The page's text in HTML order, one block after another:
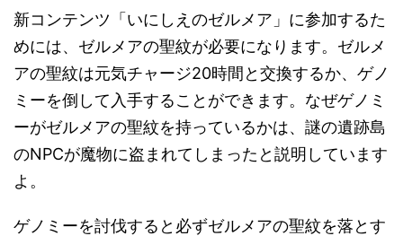
新コンテンツ「いにしえのゼルメア」に参加するた
めには、ゼルメアの聖紋が必要になります。ゼルメ
アの聖紋は元気チャージ20時間と交換するか、ゲノ
ミーを倒して入手することができます。なぜゲノミ
ーがゼルメアの聖紋を持っているかは、謎の遺跡島
のNPCが魔物に盗まれてしまったと説明しています
よ。
ゲノミーを討伐すると必ずゼルメアの聖紋を落とす